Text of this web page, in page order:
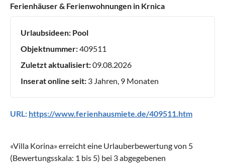
Ferienhäuser & Ferienwohnungen in Krnica
Urlaubsideen: Pool
Objektnummer:409511
Zuletzt aktualisiert:09.08.2026
Inserat online seit: 3 Jahren, 9 Monaten
URL: https://www.ferienhausmiete.de/409511.htm
«Villa Korina» erreicht eine Urlauberbewertung von 5
(Bewertungsskala: 1 bis 5) bei 3abgegebenen